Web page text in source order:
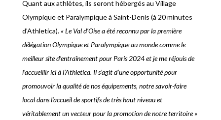
Quant aux athlètes, ils seront hébergés au Village
Olympique et Paralympique à Saint-Denis (à 20 minutes
d’Athletica). « Le Val d’Oise a été reconnu par la première
délégation Olympique et Paralympique au monde comme le
meilleur site d’entraînement pour Paris 2024 et je me réjouis de
l’accueillir ici à l’Athletica. Il s’agit d’une opportunité pour
promouvoir la qualité de nos équipements, notre savoir-faire
local dans l’accueil de sportifs de très haut niveau et
véritablement un vecteur pour la promotion de notre territoire »